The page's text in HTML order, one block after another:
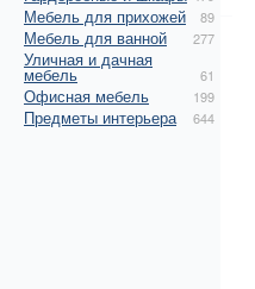
Мебель для прихожей 89
Мебель для ванной 277
Уличная и дачная
мебель 61
Офисная мебель 199
Предметы интерьера 644